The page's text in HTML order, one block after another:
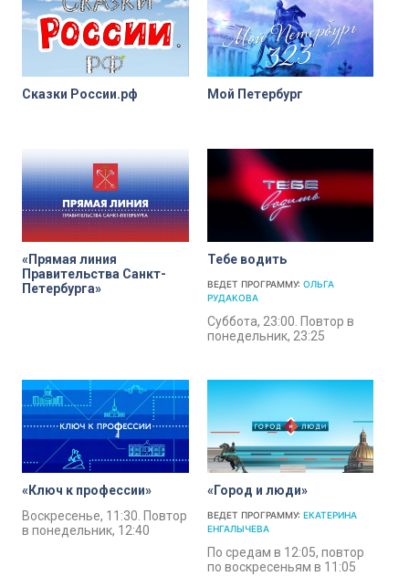
Сказки России.рф Мой Петербург
«Прямая линия
Правительства Санкт-
Петербурга»
Тебе водить
ВЕДЕТ ПРОГРАММУ: ОЛЬГА
РУДАКОВА
Суббота, 23:00. Повтор в
понедельник, 23:25
«Ключ к профессии»
Воскресенье, 11:30. Повтор
в понедельник, 12:40
«Город и люди»
ВЕДЕТ ПРОГРАММУ: ЕКАТЕРИНА
ЕНГАЛЫЧЕВА
По средам в 12:05, повтор
по воскресеньям в 11:05